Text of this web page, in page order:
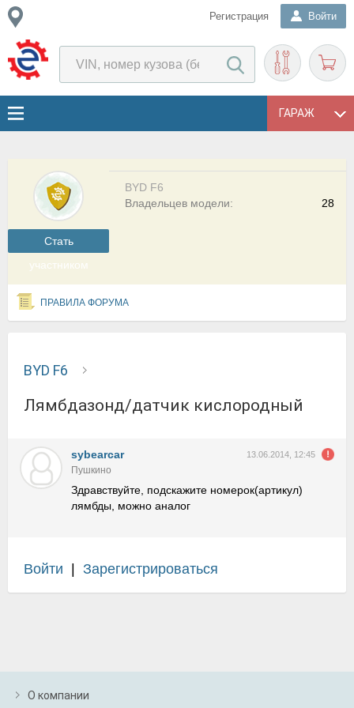
Регистрация Войти
ГАРАЖ
Cтать
участником
BYD F6
28
Владельцев модели:
ПРАВИЛА ФОРУМА
BYD F6
лямбдазонд/датчик кислородный
sybearcar 13.06.2014, 12:45
Пушкино
Здравствуйте, подскажите номерок(артикул)
лямбды, можно аналог
Войти Зарегистрироваться
О компании